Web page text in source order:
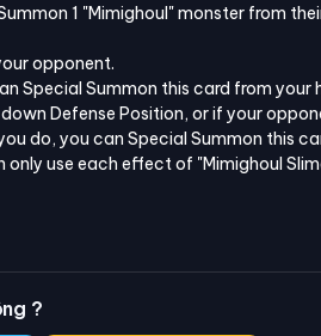
1 "Mimighoul" monster from
opponent.
Special Summon this card from your
Defense Position, or if your
do, you can Special Summon this
use each effect of "Mimighoul
?